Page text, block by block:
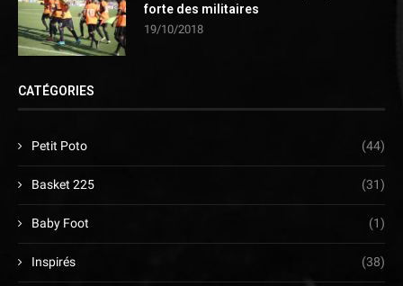
forte des militaires
19/10/2018
CATÉGORIES
Petit Poto (44)
Basket 225 (31)
Baby Foot (1)
Inspirés (38)